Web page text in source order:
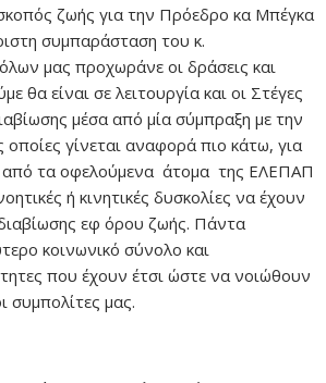
ζωής για την Πρόεδρο κα Μπέγκα
συμπαράσταση του κ.
μας προχωράνε οι δράσεις και
θα είναι σε λειτουργία και οι Στέγες
μέσα από μία σύμπραξη με την
οποίες γίνεται αναφορά πιο κάτω, για
από τα οφελούμενα άτομα της ΕΛΕΠΑΠ
ή κινητικές δυσκολίες να έχουν
εφ όρου ζωής. Πάντα
κοινωνικό σύνολο και
που έχουν έτσι ώστε να νοιώθουν
συμπολίτες μας.